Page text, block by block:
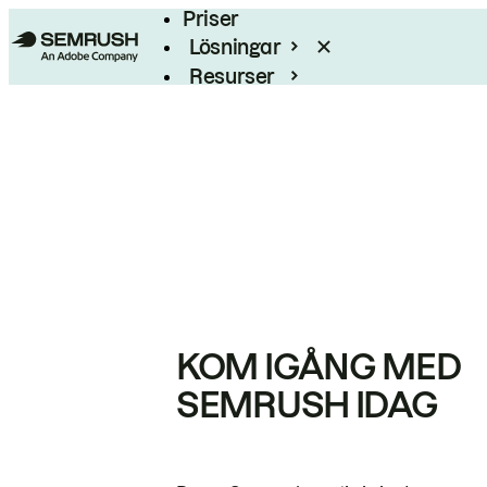
Priser
Lösningar
Resurser
KOM IGÅNG MED
SEMRUSH IDAG